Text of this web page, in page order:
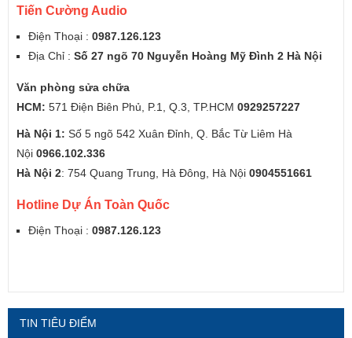
Tiến Cường Audio
Điện Thoại : 0987.126.123
Địa Chỉ : Số 27 ngõ 70 Nguyễn Hoàng Mỹ Đình 2 Hà Nội
Văn phòng sửa chữa
HCM: 571 Điện Biên Phủ, P.1, Q.3, TP.HCM 0929257227
Hà Nội 1: Số 5 ngõ 542 Xuân Đỉnh, Q. Bắc Từ Liêm Hà
Nội 0966.102.336
Hà Nội 2: 754 Quang Trung, Hà Đông, Hà Nội 0904551661
Hotline Dự Án Toàn Quốc
Điện Thoại : 0987.126.123
TIN TIÊU ĐIỂM